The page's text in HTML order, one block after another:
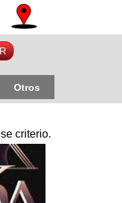
Otros
criterio.